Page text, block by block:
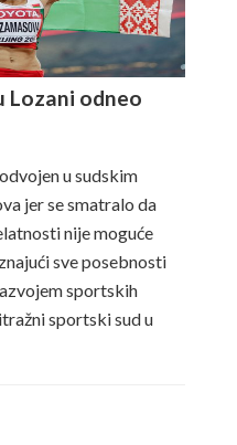
Lozani odneo
u sudskim
jer se smatralo da
nije moguće
sve posebnosti
sportskih
sportski sud u